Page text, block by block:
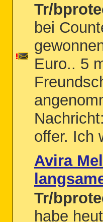
Tr/
bei
Euro.. 5
offer. Ich
Avira
Tr/
habe